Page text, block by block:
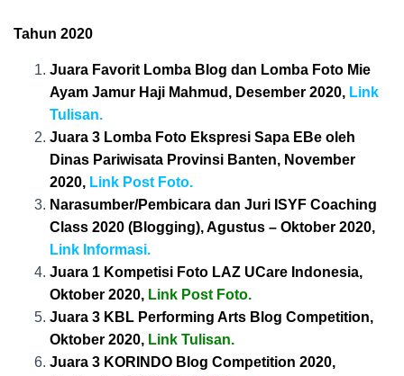
Tahun 2020
Juara Favorit Lomba Blog dan Lomba Foto Mie
Ayam Jamur Haji Mahmud, Desember 2020, Link
Tulisan.
Juara 3 Lomba Foto Ekspresi Sapa EBe oleh
Dinas Pariwisata Provinsi Banten, November
2020, Link Post Foto.
Narasumber/Pembicara dan Juri ISYF Coaching
Class 2020 (Blogging), Agustus – Oktober 2020,
Link Informasi.
Juara 1 Kompetisi Foto LAZ UCare Indonesia,
Oktober 2020, Link Post Foto.
Juara 3 KBL Performing Arts Blog Competition,
Oktober 2020, Link Tulisan.
Juara 3 KORINDO Blog Competition 2020,